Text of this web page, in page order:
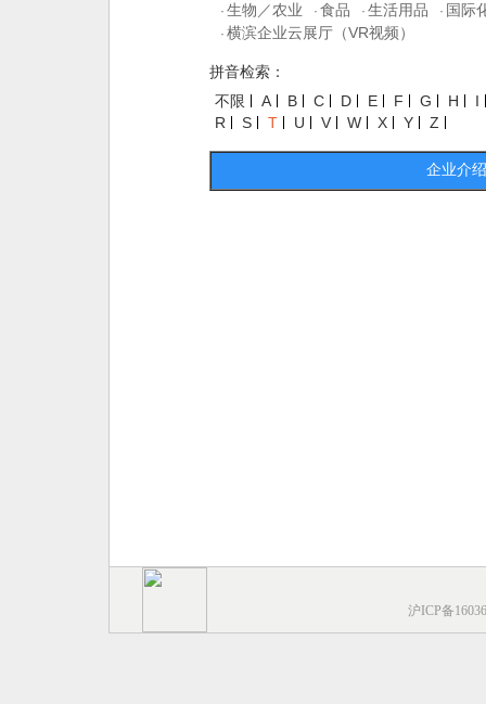
· 生物／农业 · 食品 · 生活用品 · 国际
· 横滨企业云展厅（VR视频）
拼音检索：
不限
A B C D E F G H
I
R
S T U V W X Y Z
企业介绍
沪ICP备